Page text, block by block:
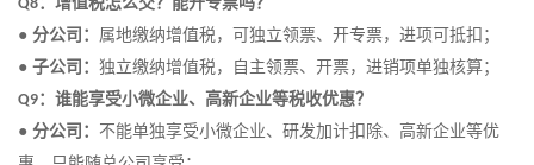
Q8
● 分公司： 属地缴纳增值税，可独立领票、开专票，进项可抵扣 ；
● 子公司： 独立缴纳增值税，自主领票、开票，进销项单独核算；
Q9：谁能享受小微企业、高新企业等税收优惠？
● 分公司： 不能单独享受小微企业、研发加计扣除、高新企业等优